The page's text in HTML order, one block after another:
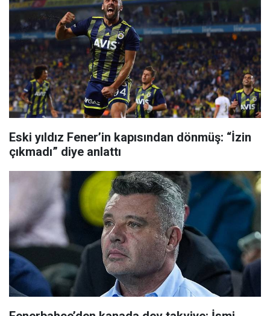
Eski yıldız Fener’in kapısından dönmüş: “İzin
çıkmadı” diye anlattı